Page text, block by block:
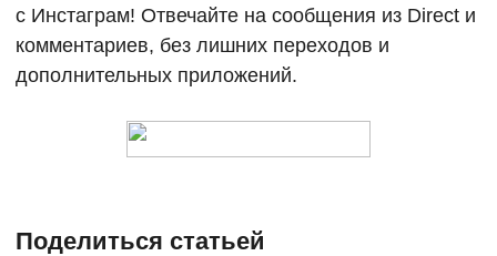
с Инстаграм! Отвечайте на сообщения из Direct и
комментариев, без лишних переходов и
дополнительных приложений.
Поделиться статьей